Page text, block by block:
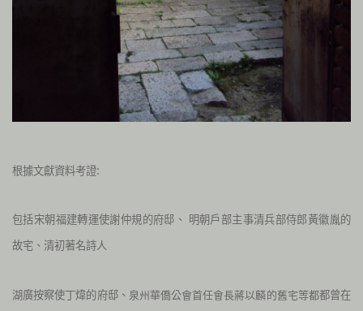
根據文獻資料考證:
包括宋朝福建轉運使謝仲規的府邸、 明朝戶部主事清兵部侍郎黃徽胤的
故宅、 清初著名詩人
湖廣按察使丁煒的府邸、 泉州華僑公會首任會長蔣以麟的舊宅等都都曾在